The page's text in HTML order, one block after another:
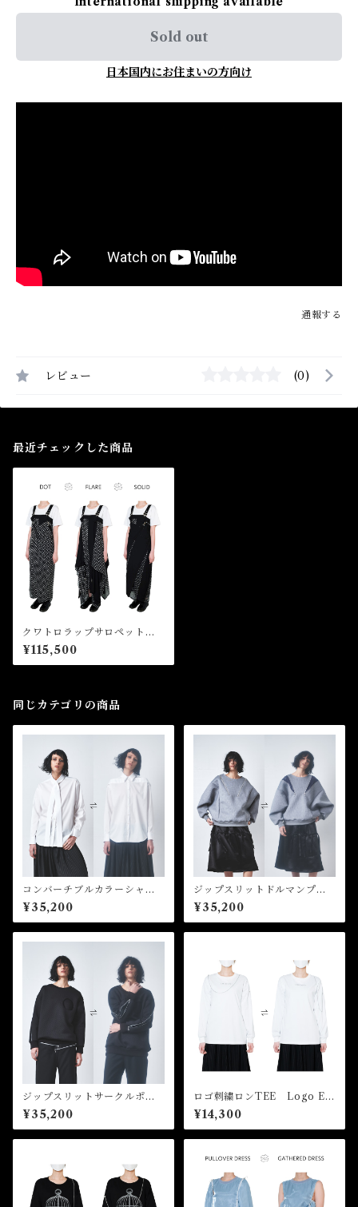
Sold out
日本国内にお住まいの方向け
通報する
レビュー (0)
最近チェックした商品
クワトロラップサロペット Q
uattro Wrap Salopette
¥115,500
同じカテゴリの商品
コンバーチブルカラーシャ
ツ Convertible Collar Shir
t
¥35,200
ジップスリットドルマンプル
オーバー Zip Slit Dolman P
ullover
¥35,200
ジップスリットサークルポケ
ットプルオーバー Zip Slit C
ircle Pocket Pullover
¥35,200
ロゴ刺繍ロンTEE Logo Em
broidery Long Sleeve Tee
¥14,300